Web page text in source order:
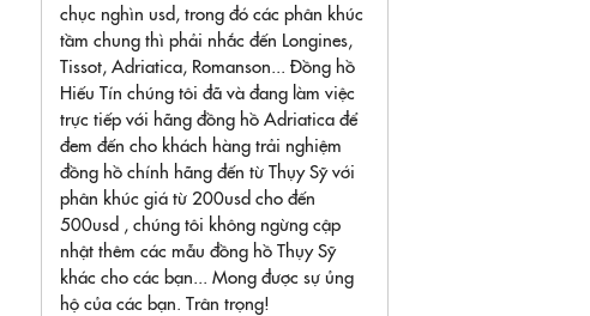
chục nghìn usd, trong đó các phân khúc
tầm chung thì phải nhắc đến Longines,
Tissot, Adriatica, Romanson... Đồng hồ
Hiếu Tín chúng tôi đã và đang làm việc
trực tiếp với hãng đồng hồ Adriatica để
đem đến cho khách hàng trải nghiệm
đồng hồ chính hãng đến từ Thụy Sỹ với
phân khúc giá từ 200usd cho đến
500usd , chúng tôi không ngừng cập
nhật thêm các mẫu đồng hồ Thụy Sỹ
khác cho các bạn... Mong được sự ủng
hộ của các bạn. Trân trọng!